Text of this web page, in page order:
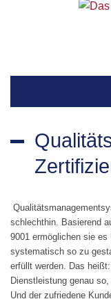
schlechthin. Basierend
9001 ermöglichen sie es
systematisch so zu
erfüllt werden. Das
Dienstleistung genau
Und der zufriedene